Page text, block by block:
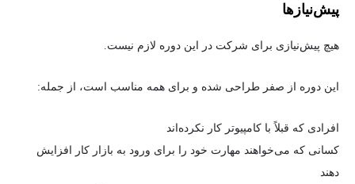
پیش‌نیاز‌ها
هیچ پیش‌نیازی برای شرکت در این دوره لازم نیست.
این دوره از صفر طراحی شده و برای همه مناسب است، از جمله:
افرادی که قبلاً با کامپیوتر کار نکرده‌اند
کسانی که می‌خواهند مهارت خود را برای ورود به بازار کار افزایش
دهند